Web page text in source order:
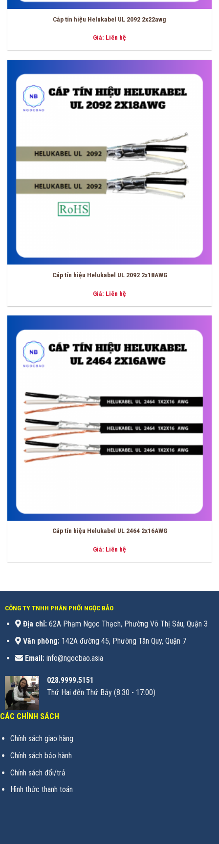
Cáp tín hiệu Helukabel UL 2092 2x22awg
Giá: Liên hệ
Cáp tín hiệu Helukabel UL 2092 2x18AWG
Giá: Liên hệ
Cáp tín hiệu Helukabel UL 2464 2x16AWG
Giá: Liên hệ
CÔNG TY TNHH PHÂN PHỐI NGỌC BẢO
Địa chỉ:62A Phạm Ngọc Thạch, Phường Võ Thị Sáu, Quận 3
Văn phòng:142A đường 45, Phường Tân Quy, Quận 7
Email:info@ngocbao.asia
028.9999.5151
Thứ Hai đến Thứ Bảy (8:30 - 17:00)
CÁC CHÍNH SÁCH
Chính sách giao hàng
Chính sách bảo hành
Chính sách đổi/trả
Hình thức thanh toán